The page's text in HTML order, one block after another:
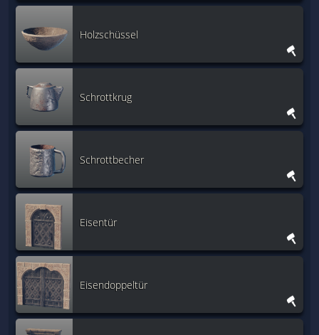
Holzschüssel
Schrottkrug
Schrottbecher
Eisentür
Eisendoppeltür